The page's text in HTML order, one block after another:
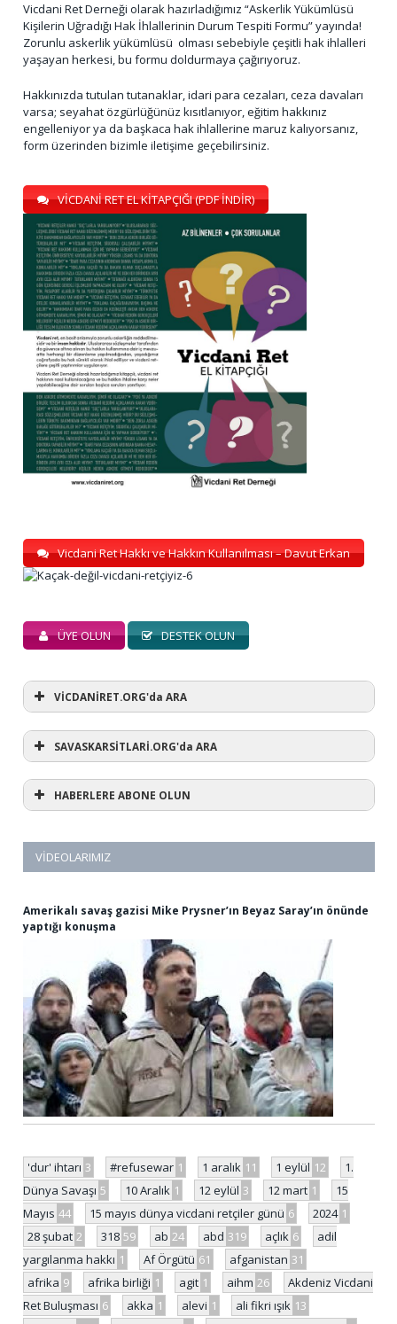
Vicdani Ret Derneği olarak hazırladığımız “Askerlik Yükümlüsü
Kişilerin Uğradığı Hak İhlallerinin Durum Tespiti Formu” yayında!
Zorunlu askerlik yükümlüsü olması sebebiyle çeşitli hak ihlalleri
yaşayan herkesi, bu formu doldurmaya çağırıyoruz.
Hakkınızda tutulan tutanaklar, idari para cezaları, ceza davaları
varsa; seyahat özgürlüğünüz kısıtlanıyor, eğitim hakkınız
engelleniyor ya da başkaca hak ihlallerine maruz kalıyorsanız,
form üzerinden bizimle iletişime geçebilirsiniz.
VİCDANİ RET EL KİTAPÇIĞI (PDF İNDİR)
Vicdani Ret Hakkı ve Hakkın Kullanılması – Davut Erkan
ÜYE OLUN DESTEK OLUN
VİCDANİRET.ORG'da ARA
SAVASKARSİTLARİ.ORG'da ARA
HABERLERE ABONE OLUN
VIDEOLARIMIZ
Amerikalı savaş gazisi Mike Prysner’ın Beyaz Saray’ın önünde
yaptığı konuşma
'dur' ihtarı 3 #refusewar 1 1 aralık 11 1 eylül 12
1.
Dünya Savaşı 5 10 Aralık 1 12 eylül 3 12 mart 1
15
Mayıs 44 15 mayıs dünya vicdani retçiler günü 6 2024 1
28 şubat 2 318 59 ab 24 abd 319 açlık 6
adil
yargılanma hakkı 1 Af Örgütü 61 afganistan 31
afrika 9 afrika birliği 1 agit 1 aihm 26
Akdeniz Vicdani
Ret Buluşması 6 akka 1 alevi 1 ali fikri ışık 13